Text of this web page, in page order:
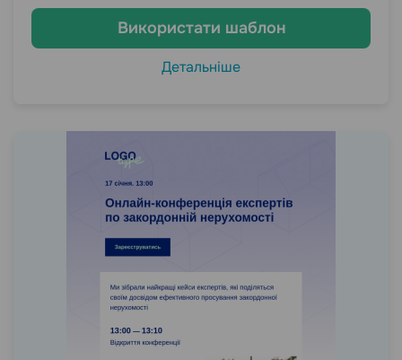
Використати шаблон
Детальніше